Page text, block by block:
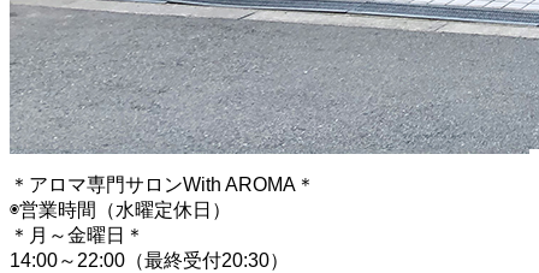
＊アロマ専門サロンWith AROMA＊
◉営業時間（水曜定休日）
＊月～金曜日＊
14:00～22:00（最終受付20:30）